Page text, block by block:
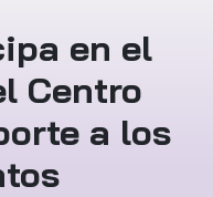
en el
Centro
a los